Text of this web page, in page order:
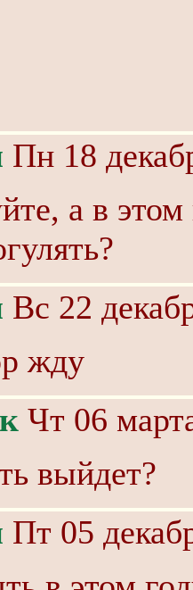
Пн 18
а в
Вс 22
жду
Чт 06
выйдет?
Пт 05